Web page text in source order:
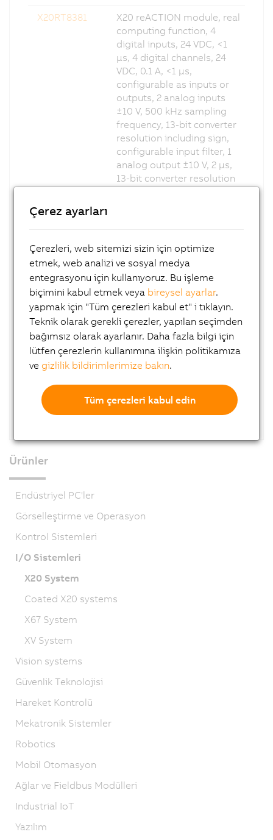
X20RT8381
X20 reACTION module, real
computing function, 4
digital inputs, 24 VDC, <1
µs, 4 digital channels, 24
VDC, 0.1 A, <1 µs,
configurable as inputs or
outputs, 2 analog inputs
±10 V, 500 kHz sampling
frequency, 13-bit converter
resolution including sign,
configurable input filter, 1
analog output ±10 V, 2 µs,
13-bit converter resolution
including sign, reACTION
µs, 4 digital channels, 24
VDC, 0.1 A, <1 µs,
configurable as inputs or
outputs, 1 analog input ±10
V, 500 kHz sampling
frequency, 13-bit converter
resolution including sign,
configurable input filter, 1
analog output ±10 V, 2 µs,
including sign, reACTION
Technology module
Ürünler
Endüstriyel PC'ler
Görselleştirme ve Operasyon
Kontrol Sistemleri
I/O Sistemleri
X20 System
Coated X20 systems
X67 System
XV System
Vision systems
Güvenlik Teknolojisi
Hareket Kontrolü
Mekatronik Sistemler
Robotics
Mobil Otomasyon
Ağlar ve Fieldbus Modülleri
Industrial IoT
Yazılım
Çerez ayarları
Çerezleri, web sitemizi sizin için optimize
etmek, web analizi ve sosyal medya
entegrasyonu için kullanıyoruz. Bu işleme
biçimini kabul etmek veya bireysel ayarlar.
yapmak için "Tüm çerezleri kabul et" i tıklayın.
Teknik olarak gerekli çerezler, yapılan seçimden
bağımsız olarak ayarlanır. Daha fazla bilgi için
lütfen çerezlerin kullanımına ilişkin politikamıza
vegizlilik bildirimlerimize bakın.
Tüm çerezleri kabul edin